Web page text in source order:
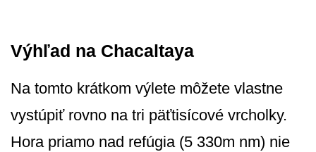
Výhľad na Chacaltaya
Na tomto krátkom výlete môžete vlastne
vystúpiť rovno na tri päťtisícové vrcholky.
Hora priamo nad refúgia (5 330m nm) nie